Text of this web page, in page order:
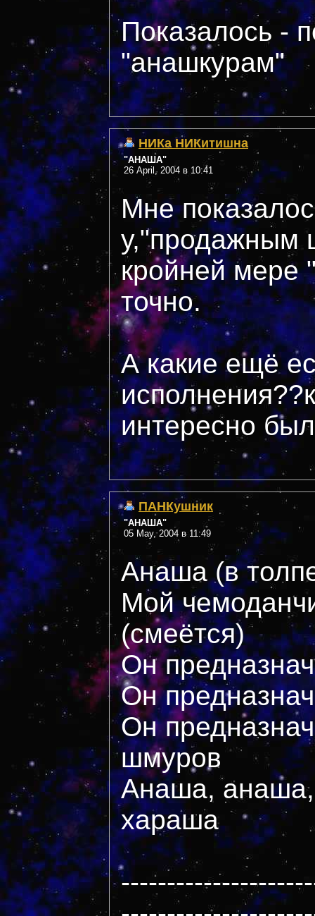
Показалось -
"анашкурам"
НИКа НИКитишна
"АНАША"
26 April, 2004 в 10:41
Мне
у,"продажным
кройней мере
точно.
А какие ещё
интересно
ПАНКушник
"АНАША"
05 May, 2004 в 11:49
Анаша (в
Мой
(смеётся)
Он
Он
Он
шмуров
Анаша,
хараша